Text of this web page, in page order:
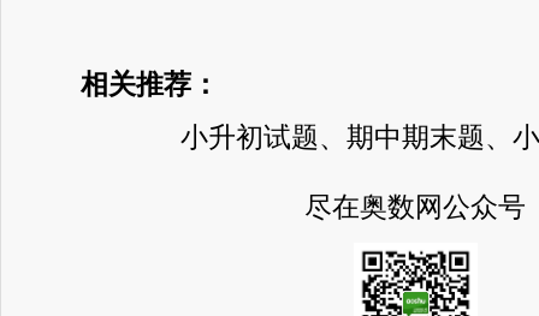
相关推荐：
小升初试题、期中期末题、
尽在奥数网公众号